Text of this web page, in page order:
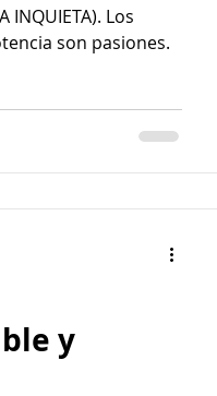
INQUIETA). Los
son pasiones.
y